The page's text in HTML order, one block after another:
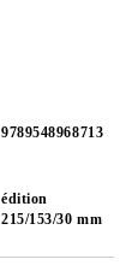
9789548968713
édition
215/153/30 mm